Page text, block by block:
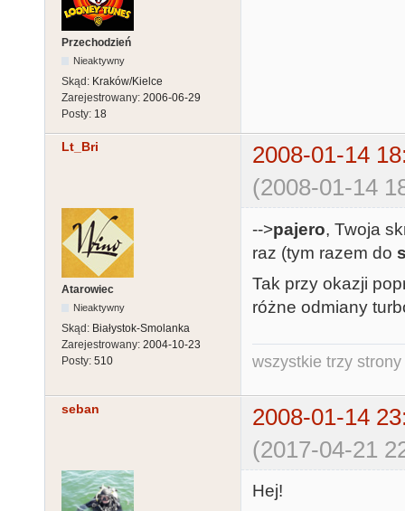
Przechodzień
Nieaktywny
Skąd: Kraków/Kielce
Zarejestrowany: 2006-06-29
Posty: 18
Lt_Bri
2008-01-14
(2008-01-14
Atarowiec
Nieaktywny
Skąd: Białystok-Smolanka
Zarejestrowany: 2004-10-23
Posty: 510
-->pajero, Twoja
raz (tym razem do
Tak przy okazji
różne odmiany
wszystkie trzy
seban
2008-01-14
(2017-04-21
Hej!